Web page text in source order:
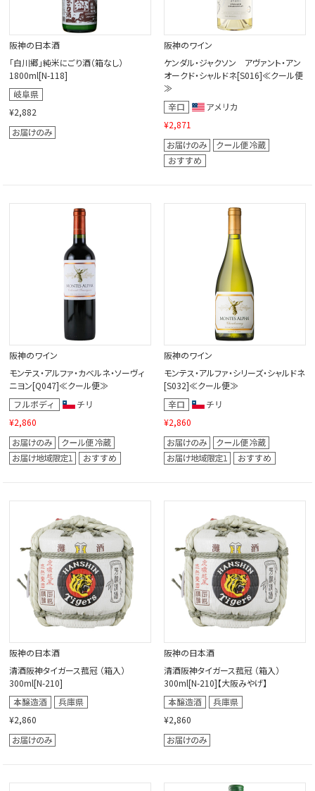
阪神の日本酒
「白川郷」純米にごり酒（箱なし）
1800ml[N-118]
¥2,882
阪神のワイン
ケンダル・ジャクソン アヴァント・アン
オークド・シャルドネ[S016]≪クール便
≫
¥2,871
阪神のワイン
モンテス・アルファ・カベルネ・ソーヴィ
ニヨン[Q047]≪クール便≫
¥2,860
阪神のワイン
モンテス・アルファ・シリーズ・シャルドネ
[S032]≪クール便≫
¥2,860
阪神の日本酒
清酒阪神タイガース菰冠 （箱入）
300ml[N-210]
¥2,860
阪神の日本酒
清酒阪神タイガース菰冠 （箱入）
300ml[N-210]【大阪みやげ】
¥2,860